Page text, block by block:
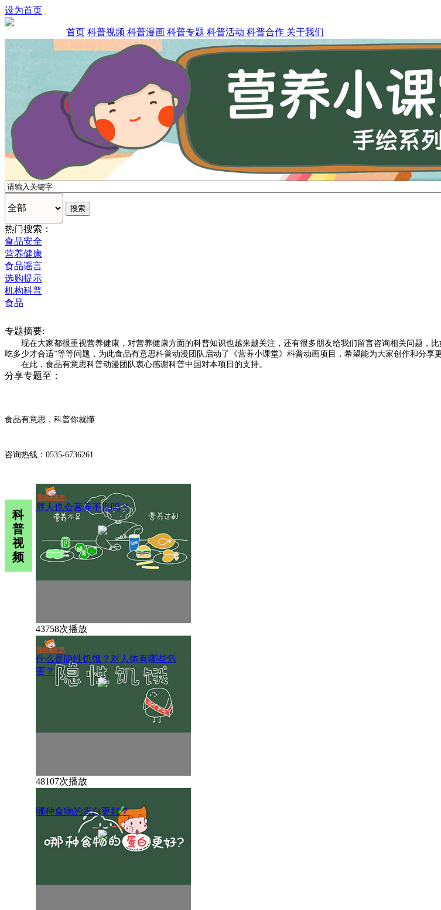
设为首页
首页 科普视频 科普漫画 科普专题 科普活动 科普合作 关于我们
热门搜索：
食品安全
营养健康
食品谣言
选购提示
机构科普
食品
专题摘要:
现在大家都很重视营养健康，对营养健康方面的科普知识也越来越关注，还有很多朋友给我们留言咨询相关问题，
吃多少才合适”等等问题，为此食品有意思科普动漫团队启动了《营养小课堂》科普动画项目，希望能为大家创作和分享
在此，食品有意思科普动漫团队衷心感谢科普中国对本项目的支持。
分享专题至：
食品有意思，科普你就懂
咨询热线：0535-6736261
科
普
视
频
胖人也会营养不良吗？
43758次播放
什么是隐性饥饿？对人体有哪些危
害？
48107次播放
哪种食物的蛋白更好？